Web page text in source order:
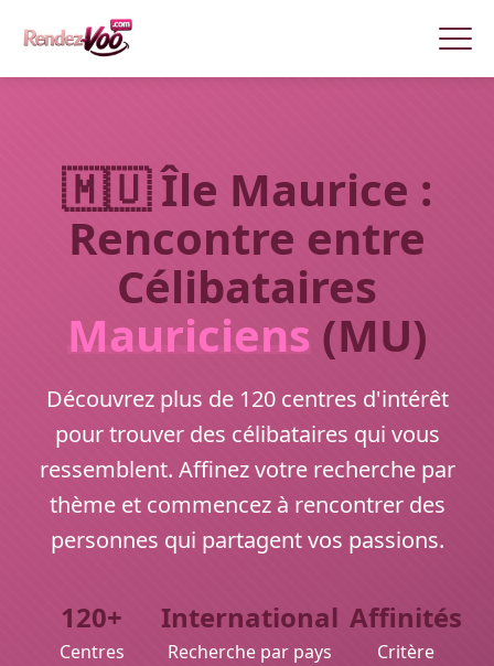
🇲🇺 Île Maurice :
Rencontre entre
Célibataires
Mauriciens (MU)
Découvrez plus de 120 centres d'intérêt
pour trouver des célibataires qui vous
ressemblent. Affinez votre recherche par
thème et commencez à rencontrer des
personnes qui partagent vos passions.
120+
Centres
International
Recherche par pays
Affinités
Critère